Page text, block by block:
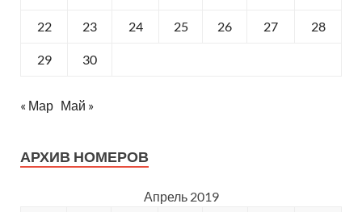
22 23 24 25 26 27 28
29 30
« Мар Май »
АРХИВ НОМЕРОВ
Апрель 2019